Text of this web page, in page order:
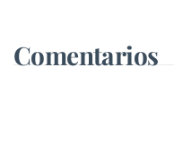
Comentarios